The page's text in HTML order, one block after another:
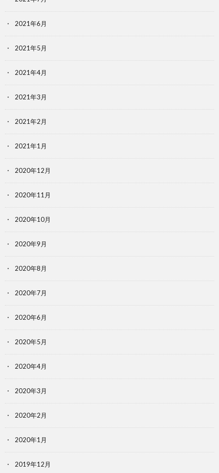
2021年6月
2021年5月
2021年4月
2021年3月
2021年2月
2021年1月
2020年12月
2020年11月
2020年10月
2020年9月
2020年8月
2020年7月
2020年6月
2020年5月
2020年4月
2020年3月
2020年2月
2020年1月
2019年12月